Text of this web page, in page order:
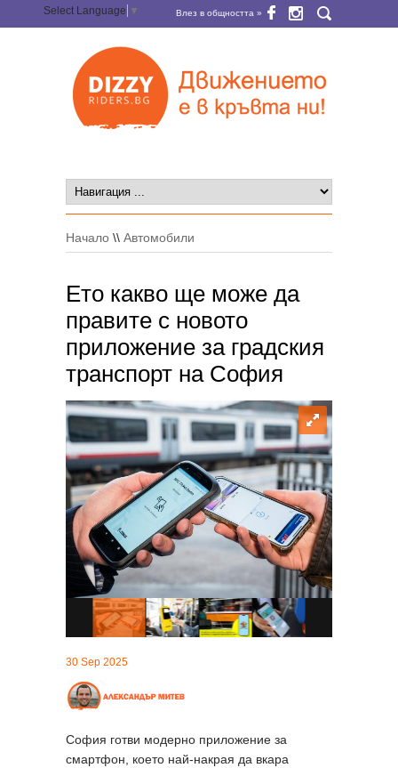
Select Language ▼ Влез в общността »
Начало \\ Автомобили
Eто какво ще може да
правите с новото
приложение за градския
транспорт на София
30 Sep 2025
София готви модерно приложение за
смартфон, което най-накрая да вкара